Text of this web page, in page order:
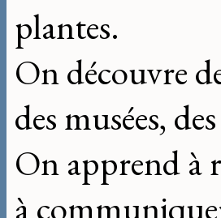
plantes.
On découvre
des musées,
On apprend à
à